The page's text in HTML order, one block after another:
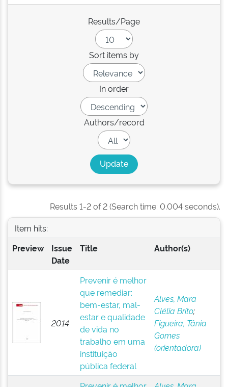
Results/Page
Sort items by
In order
Authors/record
Results 1-2 of 2 (Search time: 0.004 seconds).
Item hits:
Preview
Issue
Date
Title Author(s)
2014
Prevenir é melhor
que remediar:
bem-estar, mal-
estar e qualidade
de vida no
trabalho em uma
instituição
pública federal
Alves, Mara
Clélia Brito;
Figueira, Tânia
Gomes
(orientadora)